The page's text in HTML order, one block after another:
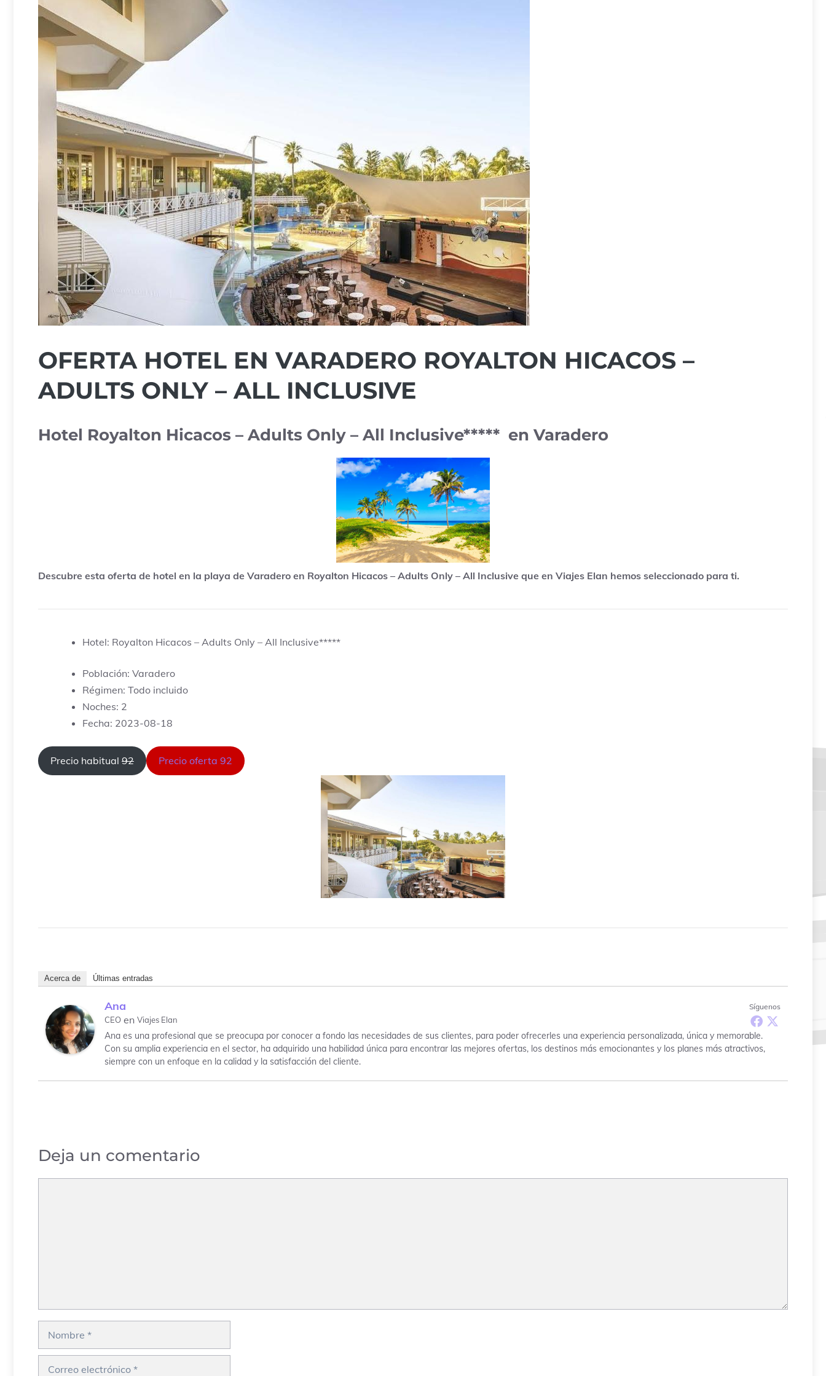
OFERTA HOTEL EN VARADERO ROYALTON HICACOS –
ADULTS ONLY – ALL INCLUSIVE
Hotel Royalton Hicacos – Adults Only – All Inclusive***** en Varadero
Descubre esta oferta de hotel en la playa de Varadero en Royalton Hicacos – Adults Only – All Inclusive que en Viajes Elan hemos seleccionado para ti.
Hotel: Royalton Hicacos – Adults Only – All Inclusive*****
Población: Varadero
Régimen: Todo incluido
Noches: 2
Fecha: 2023-08-18
Precio habitual 92 Precio oferta 92
Acerca de Últimas entradas
Síguenos
Ana
CEO en Viajes Elan
Ana es una profesional que se preocupa por conocer a fondo las necesidades de sus clientes, para poder ofrecerles una experiencia personalizada, única y memorable.
Con su amplia experiencia en el sector, ha adquirido una habilidad única para encontrar las mejores ofertas, los destinos más emocionantes y los planes más atractivos,
siempre con un enfoque en la calidad y la satisfacción del cliente.
Deja un comentario